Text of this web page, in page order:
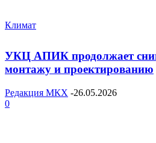
Климат
УКЦ АПИК продолжает
монтажу и проектированию
Редакция МКХ -26.05.2026
0